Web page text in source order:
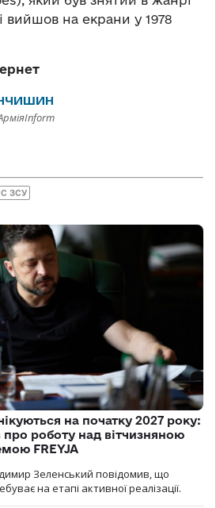
вийшов на екрани у 1978
ЗСУ
на початку 2027 року:
про роботу над вітчизняною
FREYJA
Зеленський повідомив, що
на етапі активної реалізації.